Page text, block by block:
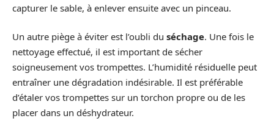
capturer le sable, à enlever ensuite avec un pinceau.
Un autre piège à éviter est l’oubli du séchage. Une fois le
nettoyage effectué, il est important de sécher
soigneusement vos trompettes. L’humidité résiduelle peut
entraîner une dégradation indésirable. Il est préférable
d’étaler vos trompettes sur un torchon propre ou de les
placer dans un déshydrateur.